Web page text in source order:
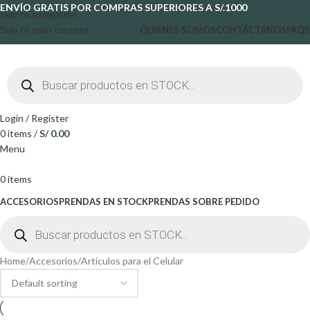
Skip to navigation
Skip to main content
ENVÍO GRATIS POR COMPRAS SUPERIORES A S/.1000
QUIÉNES SOMOSCONTÁCTANOSFAQS
Login / Register
0items /S/0.00
Menu
0items
ACCESORIOSPRENDAS EN STOCKPRENDAS SOBRE PEDIDO
Home Accesorios Artículos para el Celular